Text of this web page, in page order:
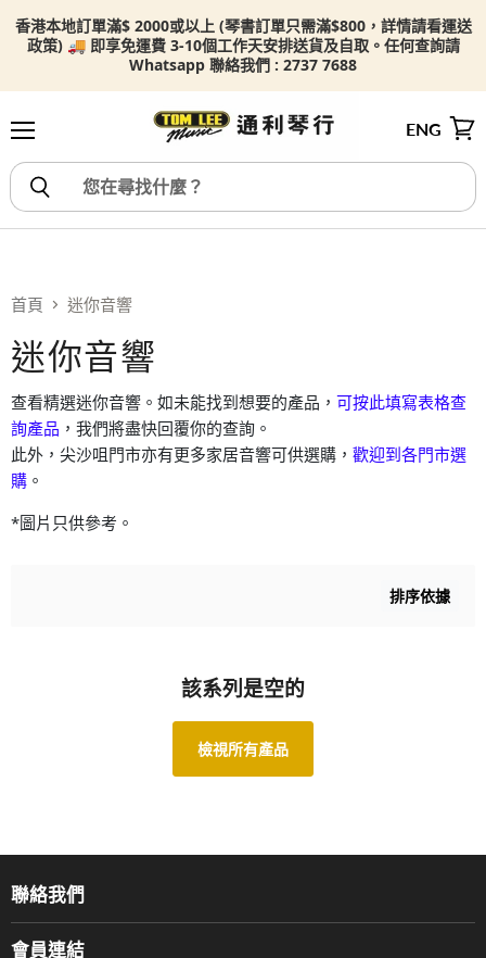
香港本地訂單滿$ 2000或以上 (琴書訂單只需滿$800，詳情請看運送
政策) 🚚 即享免運費 3-10個工作天安排送貨及自取。任何查詢請
Whatsapp 聯絡我們 : 2737 7688
ENG
首頁 迷你音響
迷你音響
查看精選迷你音響。如未能找到想要的產品， 可按此填寫表格查
詢產品 ，我們將盡快回覆你的查詢。
此外，尖沙咀門市亦有更多家居音響可供選購， 歡迎到各門市選
購 。
*圖片只供參考。
排序依據
該系列是空的
檢視所有產品
聯絡我們
會員連結